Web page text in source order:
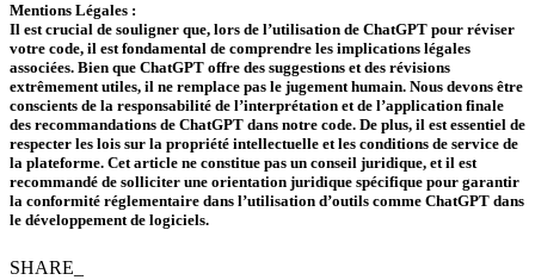
Mentions Légales :
Il est crucial de souligner que, lors de l’utilisation de ChatGPT pour réviser
votre code, il est fondamental de comprendre les implications légales
associées. Bien que ChatGPT offre des suggestions et des révisions
extrêmement utiles, il ne remplace pas le jugement humain. Nous devons être
conscients de la responsabilité de l’interprétation et de l’application finale
des recommandations de ChatGPT dans notre code. De plus, il est essentiel de
respecter les lois sur la propriété intellectuelle et les conditions de service de
la plateforme. Cet article ne constitue pas un conseil juridique, et il est
recommandé de solliciter une orientation juridique spécifique pour garantir
la conformité réglementaire dans l’utilisation d’outils comme ChatGPT dans
le développement de logiciels.
SHARE_